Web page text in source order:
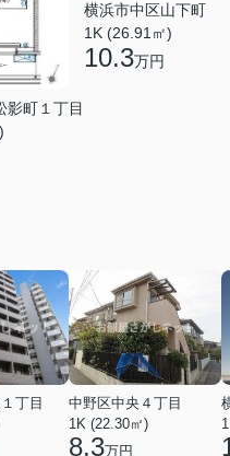
影町１丁目
横浜市中区山下町
1K (26.91㎡)
10.3万円
丁目
中野区中央４丁目
1K (22.30㎡)
8.3万円